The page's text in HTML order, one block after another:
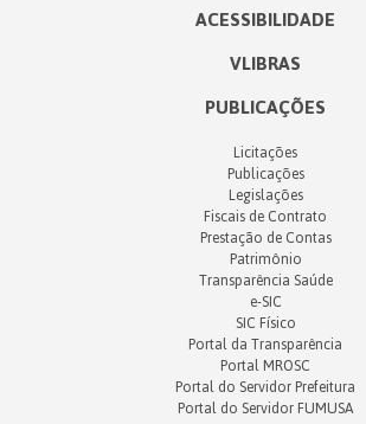
ACESSIBILIDADE
VLIBRAS
PUBLICAÇÕES
Licitações
Publicações
Legislações
Fiscais de Contrato
Prestação de Contas
Patrimônio
Transparência Saúde
e-SIC
SIC Físico
Portal da Transparência
Portal MROSC
Portal do Servidor Prefeitura
Portal do Servidor FUMUSA